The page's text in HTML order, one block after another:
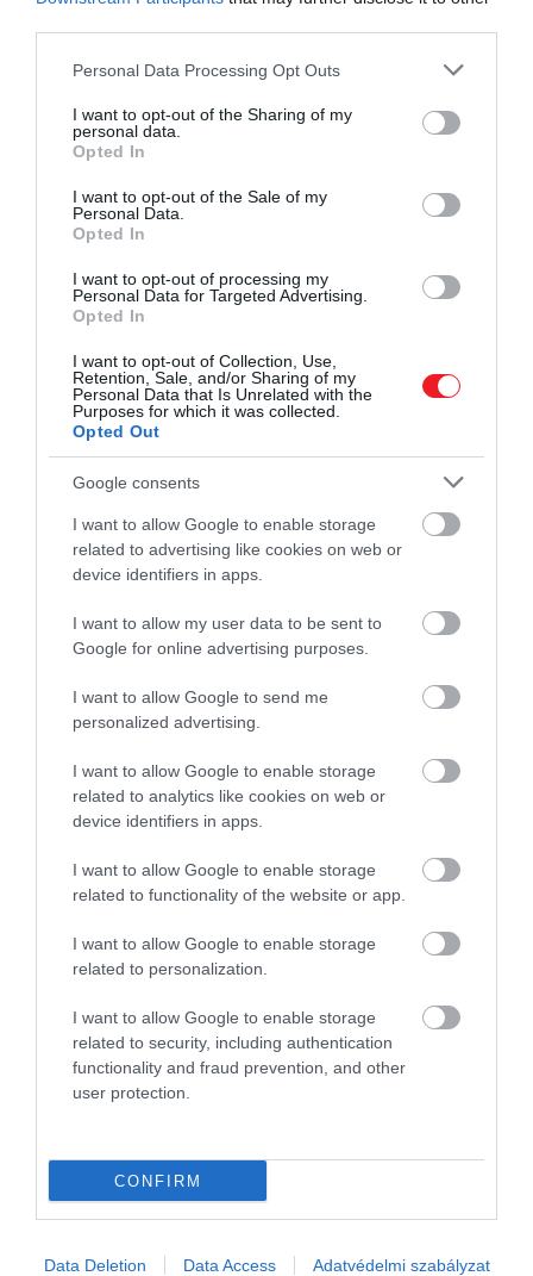
Please note that this website/app uses one or more Google
not limited to your visit or usage behaviour. You may click to
grant or deny consent to Google and its third-party tags to
use your data for below specified purposes in below Google
consent section.
Personal Data Processing Opt Outs
I want to opt-out of the Sharing of my
personal data.
Opted In
I want to opt-out of the Sale of my
Personal Data.
Opted In
I want to opt-out of processing my
Personal Data for Targeted Advertising.
Opted In
I want to opt-out of Collection, Use,
Retention, Sale, and/or Sharing of my
Personal Data that Is Unrelated with the
Purposes for which it was collected.
Opted Out
Google consents
I want to allow Google to enable storage
related to advertising like cookies on web or
device identifiers in apps.
I want to allow my user data to be sent to
Google for online advertising purposes.
I want to allow Google to send me
personalized advertising.
I want to allow Google to enable storage
related to analytics like cookies on web or
device identifiers in apps.
I want to allow Google to enable storage
related to functionality of the website or app.
I want to allow Google to enable storage
related to personalization.
I want to allow Google to enable storage
related to security, including authentication
functionality and fraud prevention, and other
user protection.
CONFIRM
Data Deletion Data Access Adatvédelmi szabályzat
Shutterstock
elkerülése érdekében kerülni kell a vízivást.
Érdemes azonban odafigyelni az elektrolitokra, és a
Egy 2015-ös, a The American Journal of Clinical
Nutrition című szaklapban
lehetnek, mint a víz önmagában. Azt találták, hogy a
tej, a tea és a narancslé valamivel hidratálóbb, míg a
sör kevésbé hidratáló.
Ennek oka a nátrium, a kalcium, a kálium, a klorid, a
foszfát és a magnézium elektrolitok szerepében
keresendő. Ezek az elektrolitok olyan ásványi
anyagok a szervezetben, amelyeknek számos
sima víz nem tartalmaz elektrolitokat, de az
élelmiszerek és más italok gyakran igen. Ezért
fontos, hogy a sok víz mellett az ételek vagy italok
között legyen olyan forrás, amely ezeket az ásványi
Összefoglalva, a víz még mindig szuper fontos a
hidratálás szempontjából, és a legtöbbünknek
túlhidratáltság miatt. Fontos azonban, hogy a nap
folyamán ételekből vagy italokból származó
elektrolitokat keverjünk bele, különösen akkor, ha
nagy intenzitással edzünk. Ha vízivásról van szó, a